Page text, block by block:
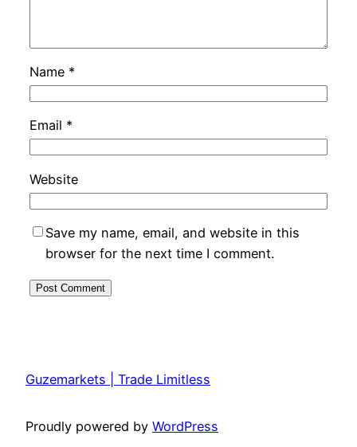
Name *
Email *
Website
Save my name, email, and website in this
browser for the next time I comment.
Guzemarkets | Trade Limitless
Proudly powered by WordPress